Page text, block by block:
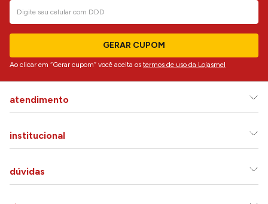
GERAR CUPOM
Ao clicar em “Gerar cupom” você aceita os termos de uso da Lojasmel
atendimento
institucional
dúvidas